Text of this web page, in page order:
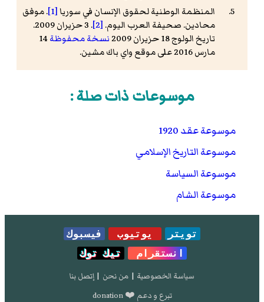
المنظمة الوطنية لحقوق الإنسان في سوريا [1] . موفق
محادين. صحيفة العرب اليوم. [2]
. 3 حزيران 2009.
تاريخ الولوج 18 حزيران 2009
نسخة محفوظة14
مارس 2016 على موقع واي باك مشين.
موسوعات ذات صلة :
موسوعة عقد 1920
موسوعة التاريخ الإسلامي
موسوعة السياسة
موسوعة الشام
تويتر يوتيوب
فيسبوك
انستقرام
تيك توك
سياسة الخصوصية | من نحن | إتصل بنا
تبرع و دعم ❤️ donation